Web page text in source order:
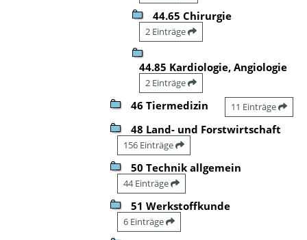
44.65 Chirurgie
2 Einträge
44.85 Kardiologie, Angiologie
2 Einträge
46 Tiermedizin 11 Einträge
48 Land- und Forstwirtschaft
156 Einträge
50 Technik allgemein
44 Einträge
51 Werkstoffkunde
6 Einträge